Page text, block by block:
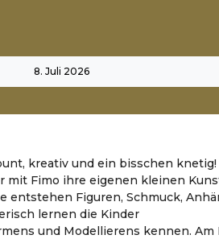
8. Juli 2026
kreativ und ein bisschen knetig!
mit Fimo ihre eigenen kleinen
entstehen Figuren, Schmuck,
lernen die Kinder
und Modellierens kennen. Am